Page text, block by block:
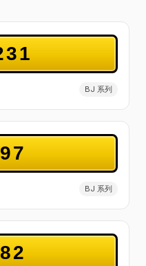
BJ 系列
BJ 系列